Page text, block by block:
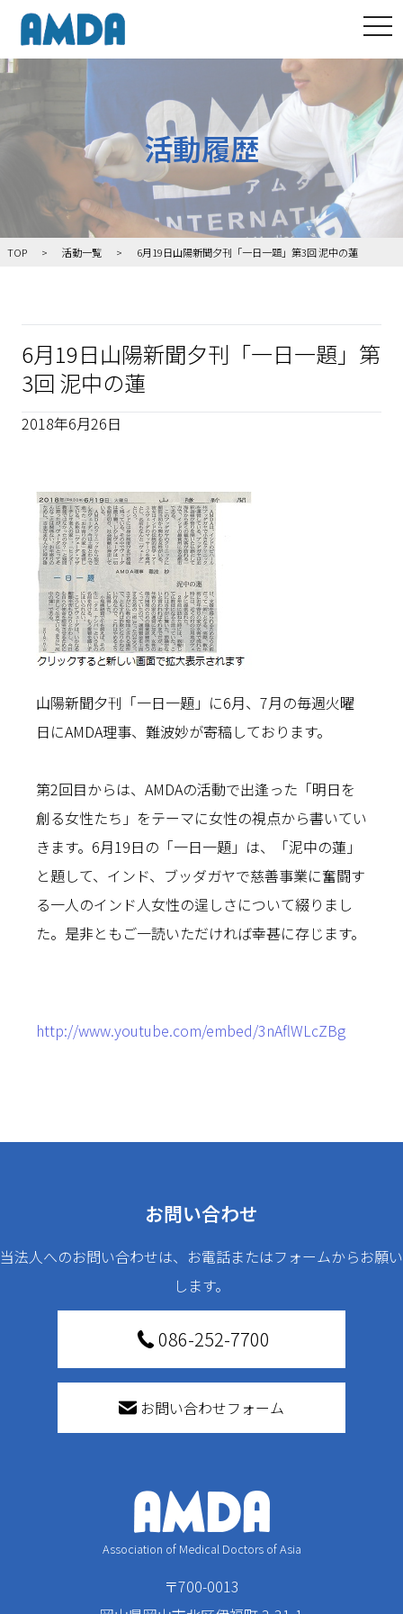
活動履歴
TOP 活動一覧 6月19日山陽新聞夕刊「一日一題」第3回 泥中の蓮
6月19日山陽新聞夕刊「一日一題」第
3回 泥中の蓮
2018年6月26日
山陽新聞夕刊「一日一題」に6月、7月の毎週火曜
日にAMDA理事、難波妙が寄稿しております。
第2回目からは、AMDAの活動で出逢った「明日を
創る女性たち」をテーマに女性の視点から書いてい
きます。6月19日の「一日一題」は、「泥中の蓮」
と題して、インド、ブッダガヤで慈善事業に奮闘す
る一人のインド人女性の逞しさについて綴りまし
た。是非ともご一読いただければ幸甚に存じます。
http://www.youtube.com/embed/3nAflWLcZBg
お問い合わせ
当法人へのお問い合わせは、お電話またはフォームからお願い
します。
086-252-7700
お問い合わせフォーム
Association of Medical Doctors of Asia
〒700-0013